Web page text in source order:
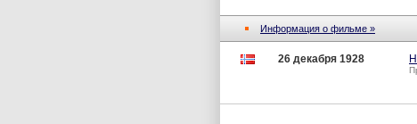
Информация о фильме »
26 декабря 1928